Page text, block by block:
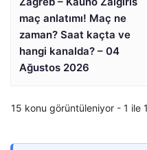
maç anlatımı! Maç ne
zaman? Saat kaçta ve
hangi kanalda? – 04
Ağustos 2026
15 konu görüntüleniyor - 1 ile